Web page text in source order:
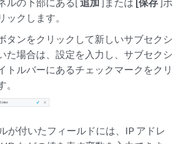
ックします。
タンをクリックして新しいサブセクシ
た場合は、設定を入力し、サブセクシ
トルバーにあるチェックマークをクリ
。
が付いたフィールドには、IP アドレ